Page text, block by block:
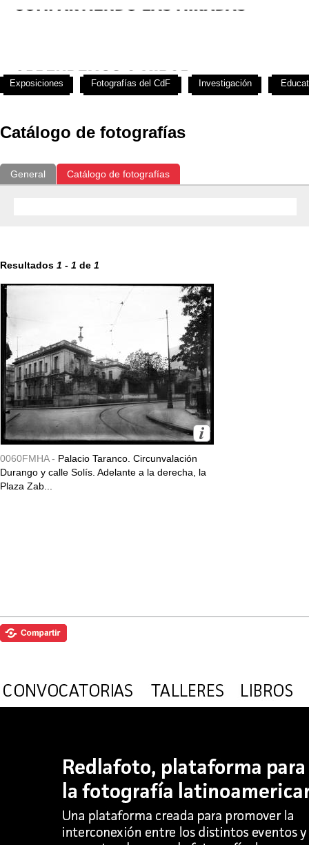
Catálogo de fotografías
General Catálogo de fotografías
Resultados 1 - 1 de 1
0060FMHA - Palacio Taranco. Circunvalación
Durango y calle Solís. Adelante a la derecha, la
Plaza Zab...
Exposiciones Fotografías del CdF Investigación